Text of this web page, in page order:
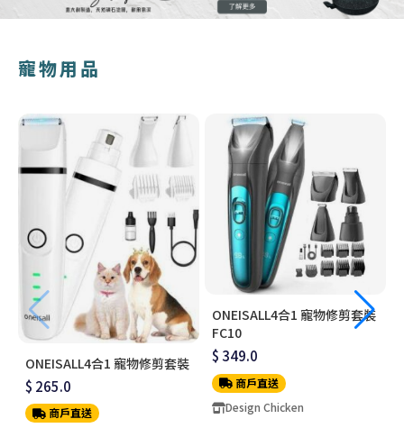
寵物用品
ONEISALL4合1 寵物修剪套裝
$ 265.0
商戶直送
ONEISALL4合1 寵物修剪套裝
FC10
$ 349.0
商戶直送
Design Chicken